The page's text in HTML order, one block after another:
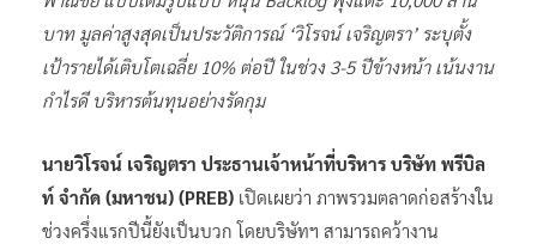
บาท มูลค่าสูงสุดเป็นประวัติการณ์ ‘วิโรจน์ เจริญตรา’ ระบุตั้ง
เป้ารายได้เติบโตเฉลี่ย 10% ต่อปี ในช่วง 3-5 ปีข้างหน้า เน้นงาน
กำไรดี บริหารต้นทุนอย่างรัดกุม
นายวิโรจน์ เจริญตรา ประธานเจ้าหน้าที่บริหาร บริษัท พรีบิล
ท์ จำกัด (มหาชน) (PREB) เปิดเผยว่า ภาพรวมตลาดก่อสร้างใน
ช่วงครึ่งแรกปีนี้ยังเป็นบวก โดยบริษัทฯ สามารถคว้างาน